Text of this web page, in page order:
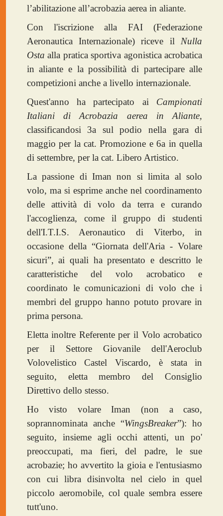
l’abilitazione all’acrobazia aerea in aliante.
Con l'iscrizione alla FAI (Federazione
Aeronautica Internazionale) riceve il Nulla
Ostaalla pratica sportiva agonistica acrobatica
in aliante e la possibilità di partecipare alle
competizioni anche a livello internazionale.
Quest'anno ha partecipato ai Campionati
Italiani di Acrobazia aerea in Aliante,
classificandosi 3a sul podio nella gara di
maggio per la cat. Promozione e 6a in quella
di settembre, per la cat. Libero Artistico.
La passione di Iman non si limita al solo
volo, ma si esprime anche nel coordinamento
delle attività di volo da terra e curando
l'accoglienza, come il gruppo di studenti
dell'I.T.I.S. Aeronautico di Viterbo, in
occasione della “Giornata dell'Aria - Volare
sicuri”, ai quali ha presentato e descritto le
caratteristiche del volo acrobatico e
coordinato le comunicazioni di volo che i
membri del gruppo hanno potuto provare in
prima persona.
Eletta inoltre Referente per il Volo acrobatico
per il Settore Giovanile dell'Aeroclub
Volovelistico Castel Viscardo, è stata in
seguito, eletta membro del Consiglio
Direttivo dello stesso.
Ho visto volare Iman (non a caso,
soprannominata anche “WingsBreaker”): ho
seguito, insieme agli occhi attenti, un po'
preoccupati, ma fieri, del padre, le sue
acrobazie; ho avvertito la gioia e l'entusiasmo
con cui libra disinvolta nel cielo in quel
piccolo aeromobile, col quale sembra essere
tutt'uno.